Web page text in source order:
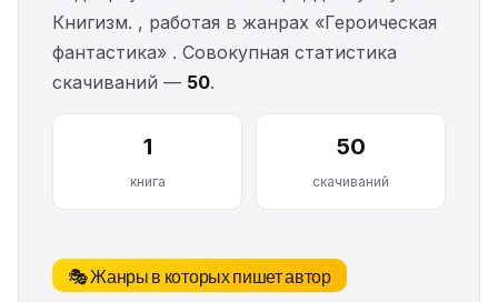
Книгизм. , работая в жанрах «Героическая
фантастика» . Совокупная статистика
скачиваний — 50.
1
книга
50
скачиваний
🎭 Жанры в которых пишет автор